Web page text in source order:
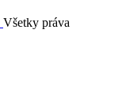
Všetky práva